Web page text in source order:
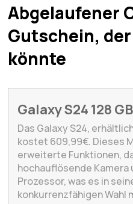
Abgelaufener
Gutschein,
könnte
Galaxy S24 128
Das Galaxy S24,
kostet 609,99€. Dieses
erweiterte Funktionen,
hochauflösende Kamera
Prozessor, was es in
konkurrenzfähigen Wahl